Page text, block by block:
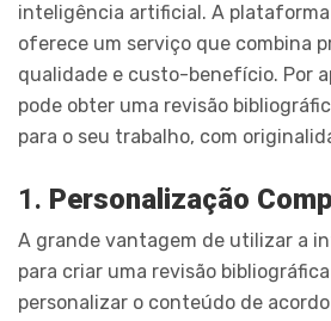
inteligência artificial. A plataforma
oferece um serviço que combina
qualidade e custo-benefício. Por
pode obter uma revisão
para o seu trabalho, com
1. Personalização
A grande vantagem de utilizar a
para criar uma revisão
personalizar o conteúdo de